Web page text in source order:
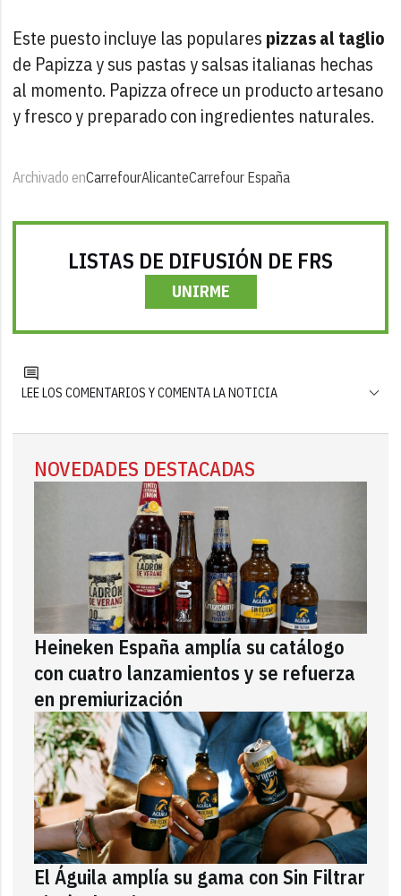
Este puesto incluye las populares pizzas al taglio
de Papizza y sus pastas y salsas italianas hechas
al momento. Papizza ofrece un producto artesano
y fresco y preparado con ingredientes naturales.
Archivado enCarrefourAlicanteCarrefour España
LISTAS DE DIFUSIÓN DE FRS
UNIRME
LEE LOS COMENTARIOS Y COMENTA LA NOTICIA
NOVEDADES DESTACADAS
Heineken España amplía su catálogo
con cuatro lanzamientos y se refuerza
en premiurización
El Águila amplía su gama con Sin Filtrar